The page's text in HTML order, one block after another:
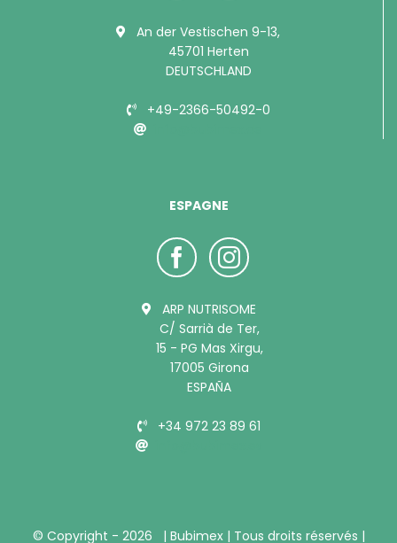
An der Vestischen 9-13,
45701 Herten
DEUTSCHLAND
+49-2366-50492-0
ESPAGNE
ARP NUTRISOME
C/ Sarrià de Ter,
15 - PG Mas Xirgu,
17005 Girona
ESPAÑA
+34 972 23 89 61
© Copyright - 2026 | Bubimex | Tous droits réservés |